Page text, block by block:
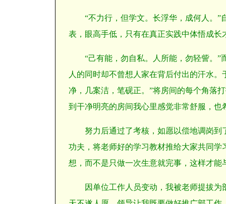
“不力行，但学文。长浮华，成何人。
表，眼高手低，只有在真正实践中体悟成长
“己有能，勿自私。人所能，勿轻訾。
人的同时却不曾想人家在背后付出的汗水
净，几案洁，笔砚正。”将房间的每个角落
到干净明亮的房间我心里感觉非常舒服，
努力后通过了考核，如愿以偿地调岗
功夫，将老师好的学习教材推给大家共同
想，而不是只做一次生意就完事，这样才
因单位工作人员变动，我被老师提拔